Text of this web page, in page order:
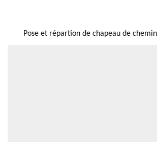
Pose et répartion de chapeau de